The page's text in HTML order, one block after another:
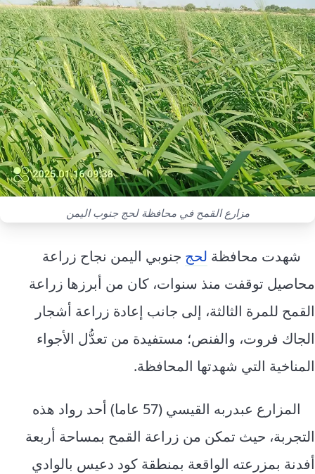
إرشاد زراعي
قضايا
معيشة
قصة
انفوجرافيك
قصص رقمية
تقارير صور
فيديو
مزارع القمح في محافظة لحج جنوب اليمن
شهدت محافظة لحج جنوبي اليمن نجاح زراعة
محاصيل توقفت منذ سنوات، كان من أبرزها زراعة
القمح للمرة الثالثة، إلى جانب إعادة زراعة أشجار
الجاك فروت، والفنص؛ مستفيدة من تعدُّل الأجواء
المناخية التي شهدتها المحافظة.
المزارع عبدربه القيسي (57 عاما) أحد رواد هذه
التجربة، حيث تمكن من زراعة القمح بمساحة أربعة
أفدنة بمزرعته الواقعة بمنطقة كود دعيس بالوادي